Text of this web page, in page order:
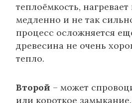
теплоёмкость,
медленно и не так
процесс осложняется
древесина не очень
тепло.
Второй – может
или короткое